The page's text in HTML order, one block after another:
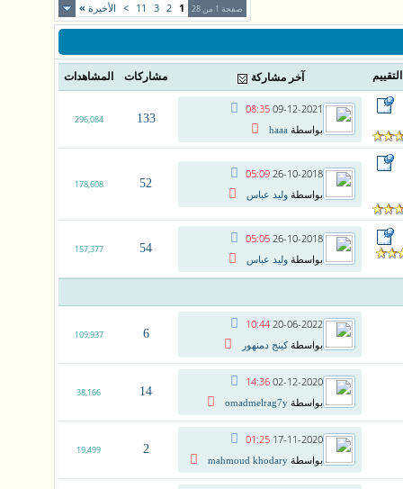
صفحة 1 من 28 1
2
3
11
> الأخيرة »
التقييم آخر مشاركة مشاركات المشاهدات
09-12-2021
08:35
بواسطة haaa
133
296,084
26-10-2018
05:09
بواسطة وليد عباس
52
178,608
26-10-2018
05:05
بواسطة وليد عباس
54
157,377
20-06-2022
10:44
بواسطةكينج دمنهور
6
109,937
02-12-2020
14:36
بواسطة omadmelrag7y
14
38,166
17-11-2020
01:25
بواسطة mahmoud khodary
2
19,499